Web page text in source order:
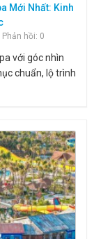
Mới Nhất: Kinh
Phản hồi: 0
với góc nhìn
chuẩn, lộ trình